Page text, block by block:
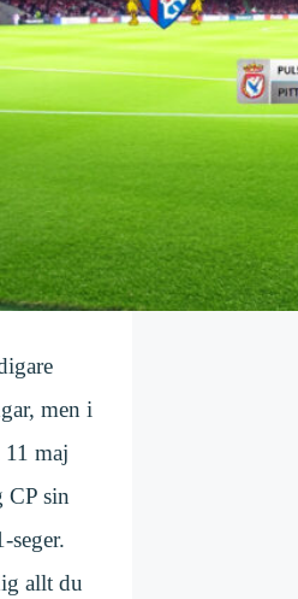
men i
11 maj
CP sin
seger.
allt du